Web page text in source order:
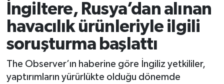
İngiltere, Rusya’dan alınan
havacılık ürünleriyle ilgili
soruşturma başlattı
The Observer’ın haberine göre İngiliz yetkililer,
yaptırımların yürürlükte olduğu dönemde